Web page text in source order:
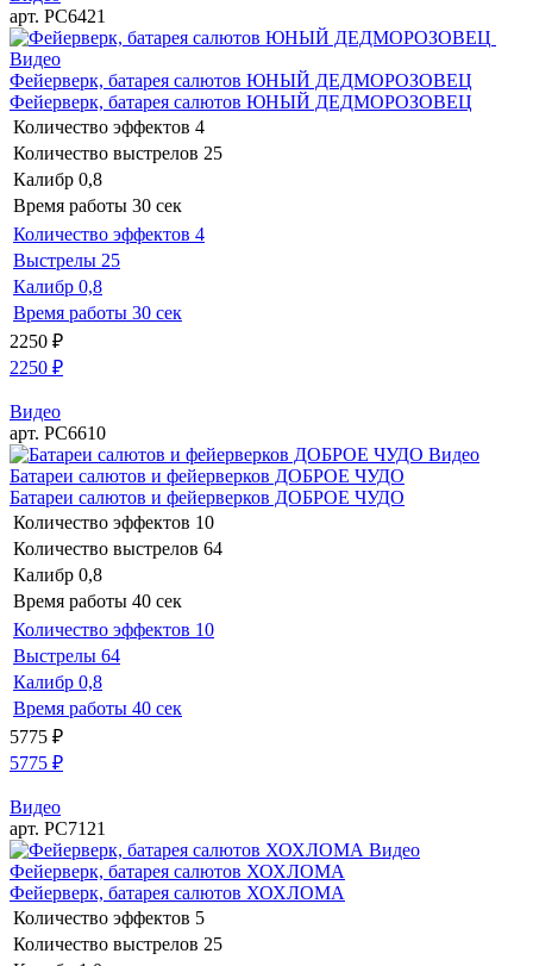
арт. РС6421
Видео
Фейерверк, батарея салютов ЮНЫЙ ДЕДМОРОЗОВЕЦ
Фейерверк, батарея салютов ЮНЫЙ ДЕДМОРОЗОВЕЦ
Количество эффектов 4
Количество выстрелов 25
Калибр 0,8
Время работы 30 сек
Количество эффектов 4
Выстрелы 25
Калибр 0,8
Время работы 30 сек
2250 ₽
2250 ₽
Видео
арт. РС6610
Видео
Батареи салютов и фейерверков ДОБРОЕ ЧУДО
Батареи салютов и фейерверков ДОБРОЕ ЧУДО
Количество эффектов 10
Количество выстрелов 64
Калибр 0,8
Время работы 40 сек
Количество эффектов 10
Выстрелы 64
Калибр 0,8
Время работы 40 сек
5775 ₽
5775 ₽
Видео
арт. РС7121
Видео
Фейерверк, батарея салютов ХОХЛОМА
Фейерверк, батарея салютов ХОХЛОМА
Количество эффектов 5
Количество выстрелов 25